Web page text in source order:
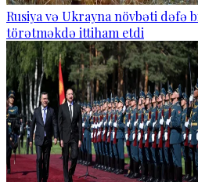
Rusiya və Ukrayna növbəti dəfə
törətməkdə ittiham etdi